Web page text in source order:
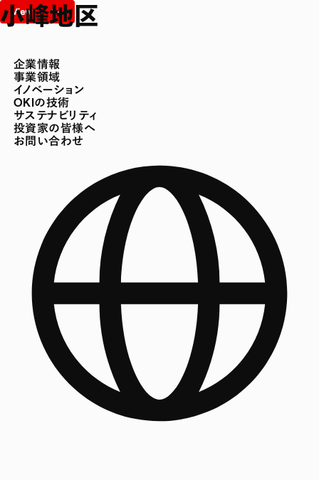
企業情報
事業領域
イノベーション
OKIの技術
サステナビリティ
投資家の皆様へ
お問い合わせ
小峰地区